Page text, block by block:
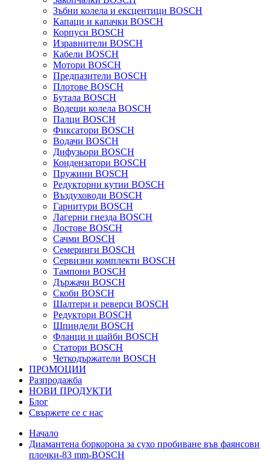
Зъбни колела и ексцентици BOSCH
Капаци и капачки BOSCH
Корпуси BOSCH
Изравнители BOSCH
Кабели BOSCH
Мотори BOSCH
Предпазители BOSCH
Плотове BOSCH
Бутала BOSCH
Водещи колела BOSCH
Палци BOSCH
Фиксатори BOSCH
Водачи BOSCH
Дифузьори BOSCH
Кондензатори BOSCH
Пружини BOSCH
Редукторни кутии BOSCH
Въздуховоди BOSCH
Гарнитури BOSCH
Лагерни гнезда BOSCH
Лостове BOSCH
Сачми BOSCH
Семеринги BOSCH
Сервизни комплекти BOSCH
Тампони BOSCH
Държачи BOSCH
Скоби BOSCH
Шалтери и реверси BOSCH
Редуктори BOSCH
Шпиндели BOSCH
Фланци и шайби BOSCH
Статори BOSCH
Четкодържатели BOSCH
ПРОМОЦИИ
Разпродажба
НОВИ ПРОДУКТИ
Блог
Свържете се с нас
Начало
Диамантена боркорона за сухо пробиване във фаянсови
плочки-83 mm-BOSCH